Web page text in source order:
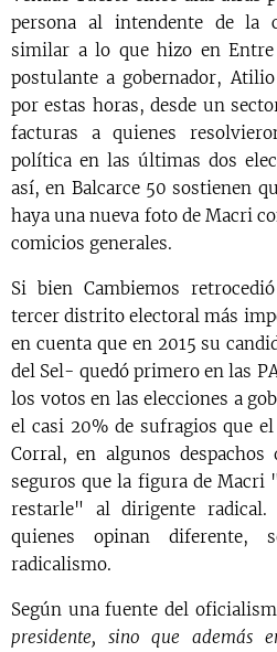
persona al intendente de la
similar a lo que hizo en Entre
postulante a gobernador,
por estas horas, desde un
facturas a quienes
política en las últimas dos
así, en Balcarce 50 sostienen
haya una nueva foto de Macri
comicios generales.
Si bien Cambiemos
tercer distrito electoral más
en cuenta que en 2015 su
del Sel- quedó primero en las
los votos en las elecciones a
el casi 20% de sufragios que
Corral, en algunos despachos
seguros que la figura de Macri
restarle" al dirigente
quienes opinan diferente,
radicalismo.
Según una fuente del
presidente, sino que además